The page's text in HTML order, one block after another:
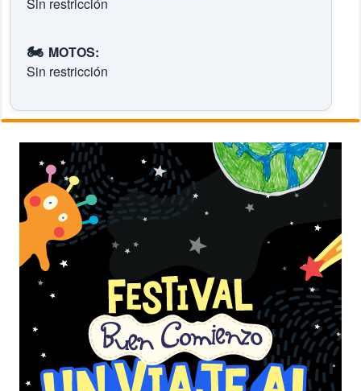
Sin restricción
🏍️ MOTOS:
Sin restricción